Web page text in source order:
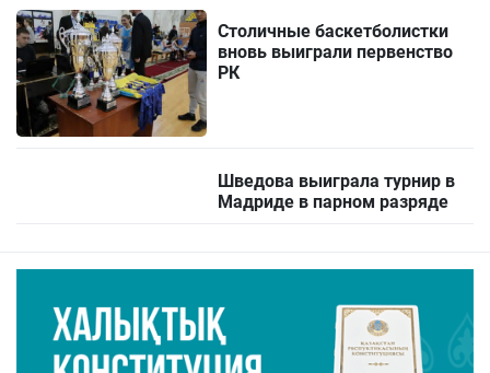
Столичные баскетболистки
вновь выиграли первенство
РК
Шведова выиграла турнир в
Мадриде в парном разряде